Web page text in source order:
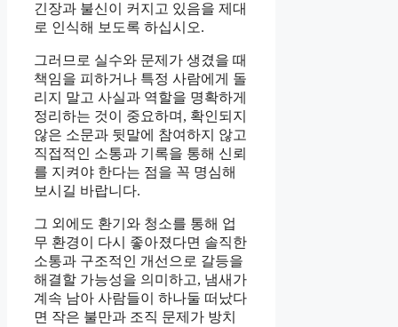
긴장과 불신이 커지고 있음을 제대
로 인식해 보도록 하십시오.
그러므로 실수와 문제가 생겼을 때
책임을 피하거나 특정 사람에게 돌
리지 말고 사실과 역할을 명확하게
정리하는 것이 중요하며, 확인되지
않은 소문과 뒷말에 참여하지 않고
직접적인 소통과 기록을 통해 신뢰
를 지켜야 한다는 점을 꼭 명심해
보시길 바랍니다.
그 외에도 환기와 청소를 통해 업
무 환경이 다시 좋아졌다면 솔직한
소통과 구조적인 개선으로 갈등을
해결할 가능성을 의미하고, 냄새가
계속 남아 사람들이 하나둘 떠났다
면 작은 불만과 조직 문제가 방치